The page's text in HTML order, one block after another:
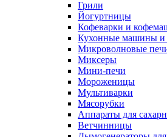
Грили
Йогуртницы
Кофеварки и
Кухонные машины и
Микроволновые
Миксеры
Мини-печи
Мороженицы
Мультиварки
Мясорубки
Аппараты для
Ветчинницы